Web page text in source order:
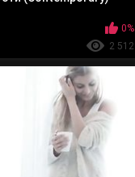
0%
2 512